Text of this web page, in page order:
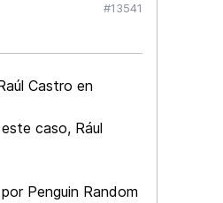
#13541
Castro en
caso, Rául
Penguin Random